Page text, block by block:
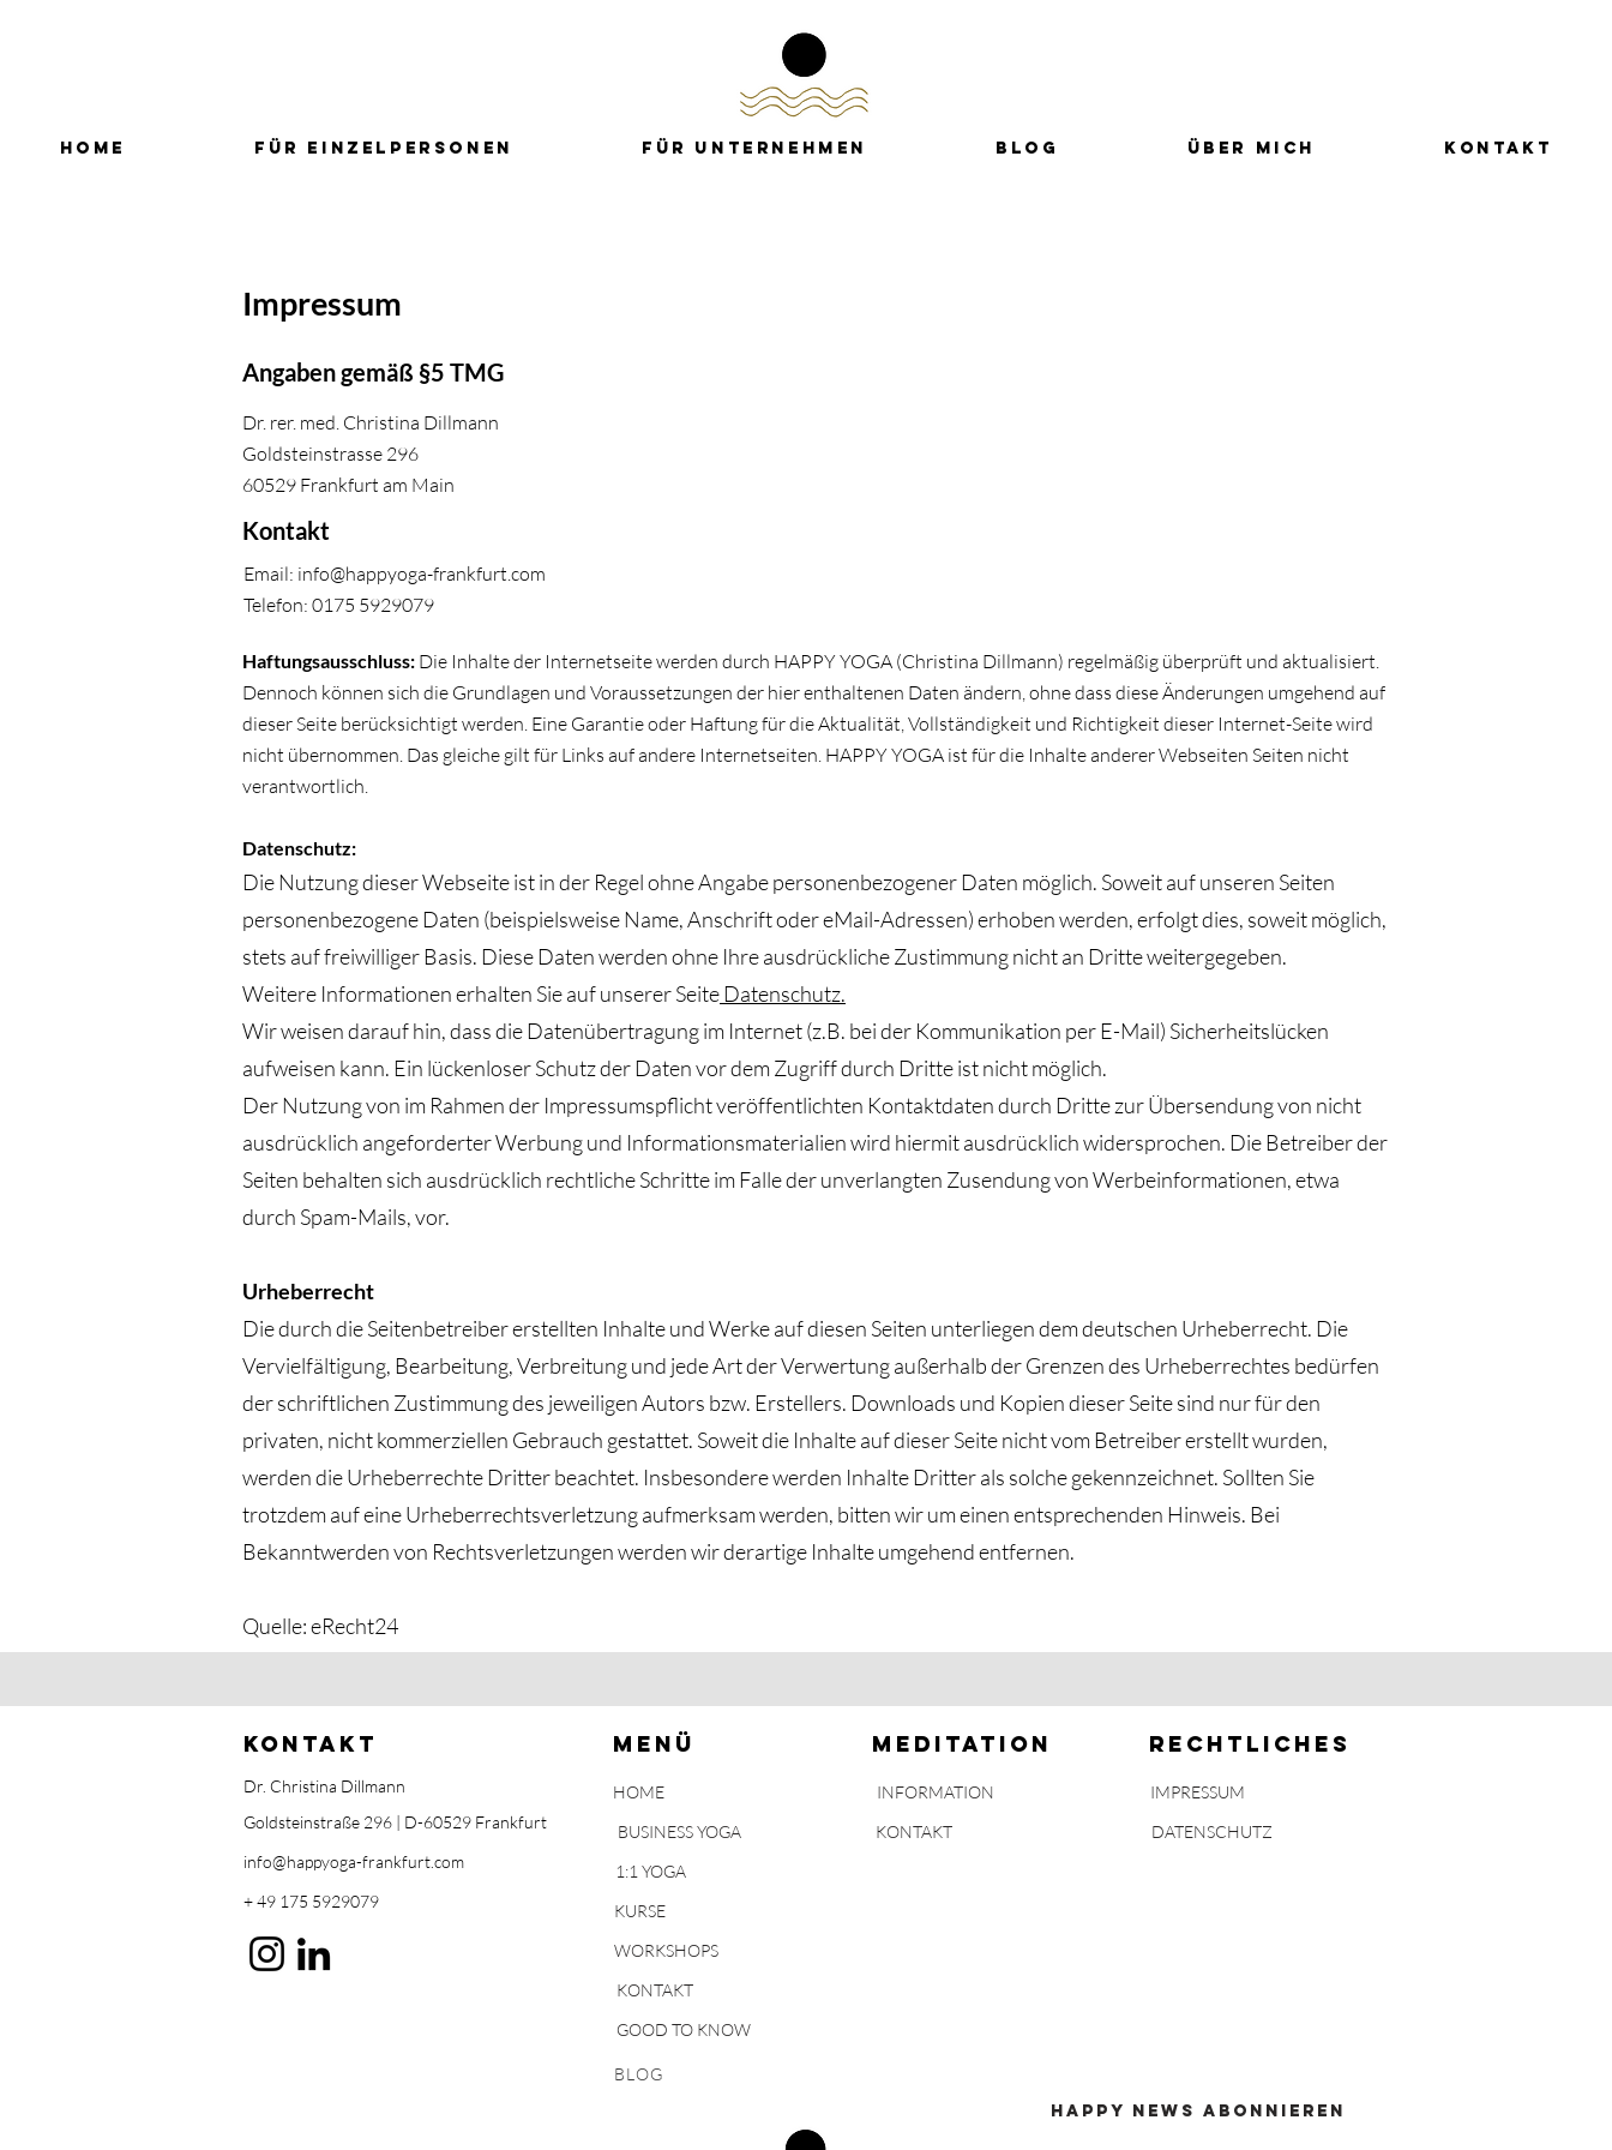
HOME FÜR EINZELPERSONEN FÜR UNTERNEHMEN BLOG ÜBER MICH KONTAKT
Impressum
Angaben gemäß §5 TMG
Dr. rer. med. Christina Dillmann
Goldsteinstrasse 296
60529 Frankfurt am Main
Kontakt
Email: info@happyoga-frankfurt.com
Telefon: 0175 5929079
Haftungsausschluss: Die Inhalte der Internetseite werden durch HAPPY YOGA (Christina Dillmann) regelmäßig überprüft und aktualisiert.
Dennoch können sich die Grundlagen und Voraussetzungen der hier enthaltenen Daten ändern, ohne dass diese Änderungen umgehend auf
dieser Seite berücksichtigt werden. Eine Garantie oder Haftung für die Aktualität, Vollständigkeit und Richtigkeit dieser Internet-Seite wird
nicht übernommen. Das gleiche gilt für Links auf andere Internetseiten. HAPPY YOGA ist für die Inhalte anderer Webseiten Seiten nicht
verantwortlich.
Datenschutz:
Die NutzungdieserWebseite ist in der Regel ohne Angabe personenbezogener Daten möglich. Soweit auf unseren Seiten
personenbezogene Daten (beispielsweise Name, Anschrift oder eMail-Adressen) erhoben werden, erfolgt dies, soweit möglich,
stets auf freiwilliger Basis. Diese Daten werden ohne Ihre ausdrückliche Zustimmung nicht an Dritte weitergegeben.
Weitere Informationen erhalten Sie auf unserer SeiteDatenschutz.
Wir weisen darauf hin, dass die Datenübertragung im Internet (z.B. bei der Kommunikation per E-Mail) Sicherheitslücken
aufweisen kann. Ein lückenloser Schutz der Daten vor dem Zugriff durch Dritte ist nicht möglich.
Der Nutzung von im Rahmen der Impressumspflicht veröffentlichten Kontaktdaten durch Dritte zur Übersendung von nicht
ausdrücklich angeforderter Werbung und Informationsmaterialien wird hiermit ausdrücklich widersprochen. Die Betreiber der
Seiten behalten sich ausdrücklich rechtliche Schritte im Falle der unverlangten Zusendung von Werbeinformationen, etwa
durch Spam-Mails, vor.
Urheberrecht
Die durch die Seitenbetreiber erstellten Inhalte und Werke auf diesen Seiten unterliegen dem deutschen Urheberrecht. Die
Vervielfältigung, Bearbeitung, Verbreitung und jede Art der Verwertung außerhalb der Grenzen des Urheberrechtes bedürfen
der schriftlichen Zustimmung des jeweiligen Autors bzw. Erstellers. Downloads und Kopien dieser Seite sind nur für den
privaten, nicht kommerziellen Gebrauch gestattet. Soweit die Inhalte auf dieser Seite nicht vom Betreiber erstellt wurden,
werden die Urheberrechte Dritter beachtet. Insbesondere werden Inhalte Dritter als solche gekennzeichnet. Sollten Sie
trotzdem auf eine Urheberrechtsverletzung aufmerksam werden, bitten wir um einen entsprechenden Hinweis. Bei
Bekanntwerden von Rechtsverletzungen werden wir derartige Inhalte umgehend entfernen.
Quelle: eRecht24
kontakt
Dr. Christina Dillmann
Goldsteinstraße 296 | D-60529 Frankfurt
info@happyoga-frankfurt.com
+ 49 175 5929079
MENÜ
HOME
BUSINESS YOGA
1:1 YOGA
KURSE
WORKSHOPS
KONTAKT
MEDITATION
INFORMATION
KONTAKT
rechtliches
IMPRESSUM
DATENSCHUTZ
GOOD TO KNOW
BLOG
HAPPY NEWS abonnieren